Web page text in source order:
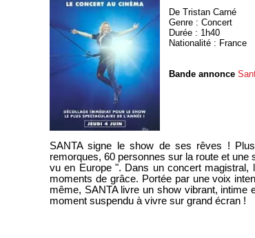
De Tristan Carné
Genre : Concert
Durée : 1h40
Nationalité : France
Bande annonce
SANTA signe le show de ses rêves !
remorques, 60 personnes sur la route et
vu en Europe ". Dans un concert magistral,
moments de grâce. Portée par une voix
même, SANTA livre un show vibrant, intime
moment suspendu à vivre sur grand écran !